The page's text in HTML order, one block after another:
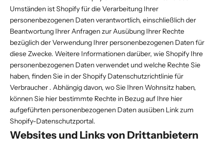
Umständen ist Shopify für die Verarbeitung Ihrer
personenbezogenen Daten verantwortlich, einschließlich der
Beantwortung Ihrer Anfragen zur Ausübung Ihrer Rechte
bezüglich der Verwendung Ihrer personenbezogenen Daten für
diese Zwecke. Weitere Informationen darüber, wie Shopify Ihre
personenbezogenen Daten verwendet und welche Rechte Sie
haben, finden Sie in derShopify Datenschutzrichtlinie für
Verbraucher . Abhängig davon, wo Sie Ihren Wohnsitz haben,
können Sie hier bestimmte Rechte in Bezug auf Ihre hier
aufgeführten personenbezogenen Daten ausüben Link zum
Shopify-Datenschutzportal.
Websites und Links von Drittanbietern